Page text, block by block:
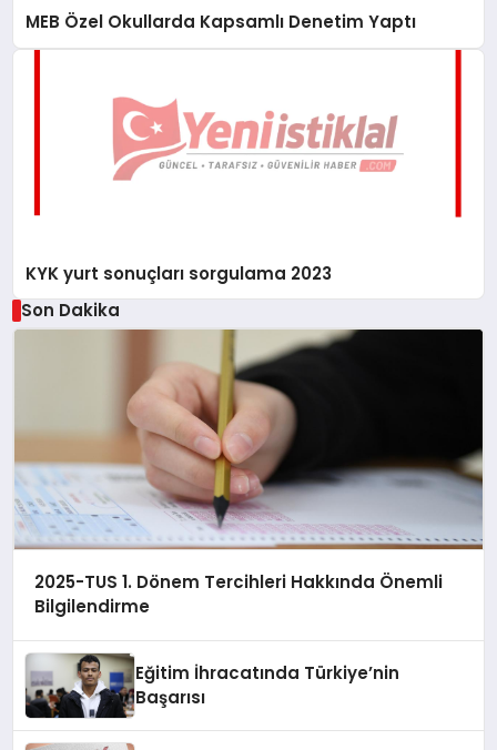
MEB Özel Okullarda Kapsamlı Denetim Yaptı
KYK yurt sonuçları sorgulama 2023
Son Dakika
2025-TUS 1. Dönem Tercihleri Hakkında Önemli
Bilgilendirme
Eğitim İhracatında Türkiye’nin
Başarısı